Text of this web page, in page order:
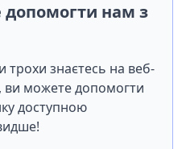
нам з
трохи знаєтесь на веб-
ви можете допомогти
доступною